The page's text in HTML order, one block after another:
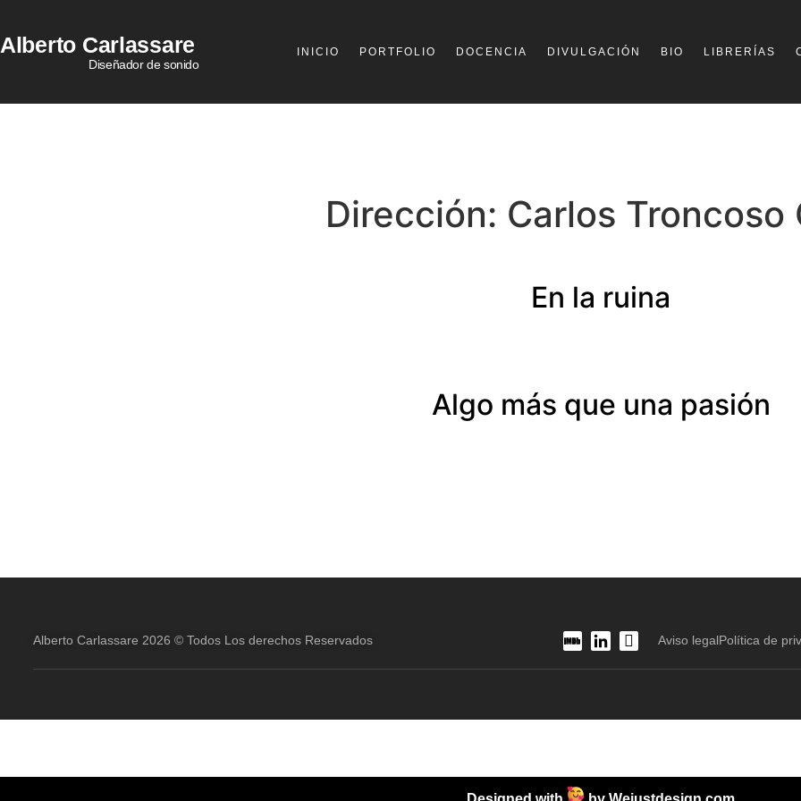
Alberto Carlassare
Diseñador de sonido
INICIO PORTFOLIO DOCENCIA DIVULGACIÓN BIO LIBRERÍAS
Dirección: Carlos Troncoso
En la ruina
Algo más que una pasión
Alberto Carlassare 2026 © Todos Los derechos Reservados Aviso legalPolítica de